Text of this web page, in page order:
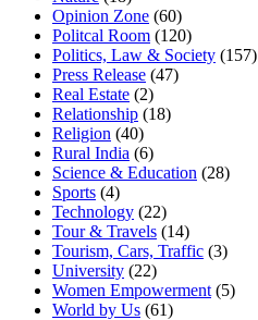
Opinion Zone (60)
Politcal Room (120)
Politics, Law & Society (157)
Press Release (47)
Real Estate (2)
Relationship (18)
Religion (40)
Rural India (6)
Science & Education (28)
Sports (4)
Technology (22)
Tour & Travels (14)
Tourism, Cars, Traffic (3)
University (22)
Women Empowerment (5)
World by Us (61)